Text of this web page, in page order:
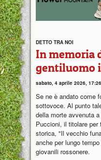
DETTO TRA NOI
In memoria
gentiluomo
sabato, 4 aprile 2026, 17:26
Se ne è andato come
sottovoce. Al punto
della morte avvenuta
Puccioni, il titolare
storica, "Il vecchio
anche per lungo
giovanili rossonere.